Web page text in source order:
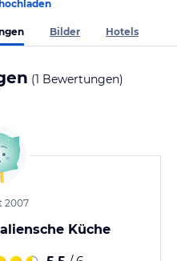
Bilder Hotels
(1 Bewertungen)
2007
Küche